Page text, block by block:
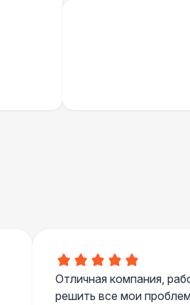
Отличная компания,
решить все мои